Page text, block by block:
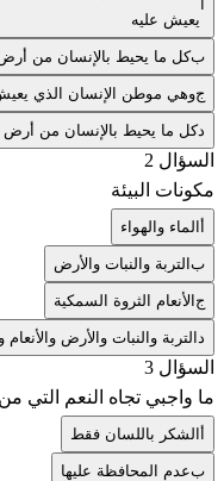
يعيش عليه
بكل ما يحيط بالإنسان من أرض
جوهي موطن الإنسان الذي
كل ما يحيط بالإنسان من أرض
السؤال 2
مكونات البيئة
الماء والهواء
بالتربة والنبات والأرض
جالأنعام الثروة السمكية
التربة والنبات والأرض والأنعام
السؤال 3
ما واجبي تجاه النعم التي
الشكر باللسان فقط
بعدم المحافظة عليها